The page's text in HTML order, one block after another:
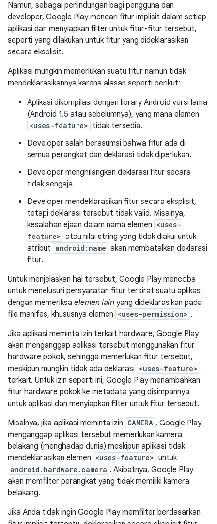
Namun, sebagai perlindungan bagi pengguna dan
developer, Google Play mencari fitur implisit dalam setiap
aplikasi dan menyiapkan filter untuk fitur-fitur tersebut,
seperti yang dilakukan untuk fitur yang dideklarasikan
secara eksplisit.
Aplikasi mungkin memerlukan suatu fitur namun tidak
mendeklarasikannya karena alasan seperti berikut:
Aplikasi dikompilasi dengan library Android versi lama
(Android 1.5 atau sebelumnya), yang mana elemen
<uses-feature> tidak tersedia.
Developer salah berasumsi bahwa fitur ada di
semua perangkat dan deklarasi tidak diperlukan.
Developer menghilangkan deklarasi fitur secara
tidak sengaja.
Developer mendeklarasikan fitur secara eksplisit,
tetapi deklarasi tersebut tidak valid. Misalnya,
kesalahan ejaan dalam nama elemen <uses-
feature> atau nilai string yang tidak diakui untuk
atribut android:name akan membatalkan deklarasi
fitur.
Untuk menjelaskan hal tersebut, Google Play mencoba
untuk menelusuri persyaratan fitur tersirat suatu aplikasi
dengan memeriksa elemen lain yang dideklarasikan pada
file manifes, khususnya elemen <uses-permission> .
Jika aplikasi meminta izin terkait hardware, Google Play
akan menganggap aplikasi tersebut menggunakan fitur
hardware pokok, sehingga memerlukan fitur tersebut,
meskipun mungkin tidak ada deklarasi <uses-feature>
terkait. Untuk izin seperti ini, Google Play menambahkan
fitur hardware pokok ke metadata yang disimpannya
untuk aplikasi dan menyiapkan filter untuk fitur tersebut.
Misalnya, jika aplikasi meminta izin CAMERA , Google Play
menganggap aplikasi tersebut memerlukan kamera
belakang (menghadap dunia) meskipun aplikasi tidak
mendeklarasikan elemen <uses-feature> untuk
android.hardware.camera . Akibatnya, Google Play
akan memfilter perangkat yang tidak memiliki kamera
belakang.
Jika Anda tidak ingin Google Play memfilter berdasarkan